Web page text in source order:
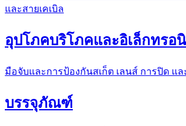
และสายเคเบิล
อุปโภคบริโภคและอิเล็กทรอ
มือจับและการป้องกันสเก็ต เลนส์ การปิด แ
บรรจุภัณฑ์